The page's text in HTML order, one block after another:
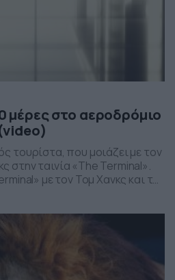
μέρες στο αεροδρόμιο
τουρίστα, που μοιάζει με τον
στην ταινία «The Terminal».
με τον Τομ Χανκς και την
σε ένα αμερικανικό